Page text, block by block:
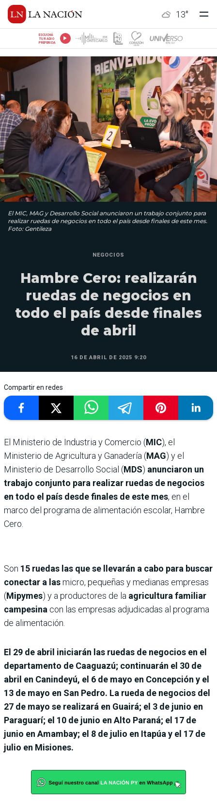
13°
ESCUCHÁ
TU RADIO
PREFERIDA
El MIC, MAG y Desarrollo Social anunciaron un trabajo conjunto para
realizar ruedas de negocios en todo el país desde finales de este mes.
Foto: Gentileza
NEGOCIOS
Hambre Cero: realizarán
ruedas de negocios en
todo el país desde finales
de abril
16 DE ABRIL DE 2025 9:20
Compartir en redes
El Ministerio de Industria y Comercio (MIC), el
Ministerio de Agricultura y Ganadería (MAG) y el
Ministerio de Desarrollo Social (MDS) anunciaron un
trabajo conjunto para realizar ruedas de negocios
en todo el país desde finales de este mes, en el
marco del programa de alimentación escolar, Hambre
Cero.
Son 15 ruedas las que se llevarán a cabo para buscar
conectar a lasmicro, pequeñas y medianas empresas
(Mipymes) y a productores de la agricultura familiar
campesina con las empresas adjudicadas al programa
de alimentación.
El 29 de abril iniciarán las ruedas de negocios en el
departamento de Caaguazú; continuarán el 30 de
abril en Canindeyú, el 6 de mayo en Concepción y el
13 de mayo en San Pedro. La rueda de negocios del
27 de mayo se realizará en Guairá; el 3 de junio en
Paraguarí; el 10 de junio en Alto Paraná; el 17 de
junio en Amambay; el 8 de julio en Itapúa y el 17 de
julio en Misiones.